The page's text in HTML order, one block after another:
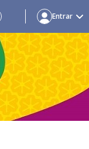
Entrar